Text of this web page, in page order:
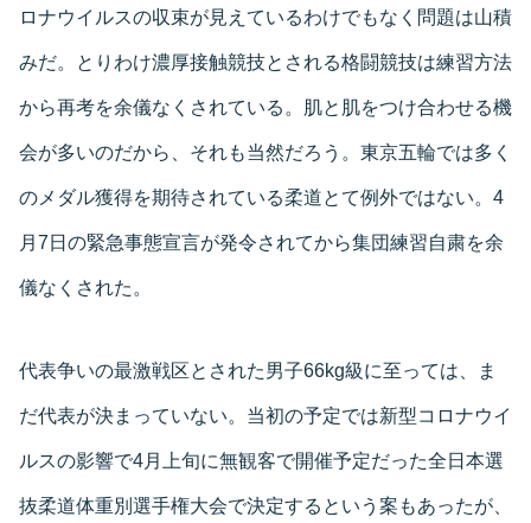
ロナウイルスの収束が見えているわけでもなく問題は山積
みだ。とりわけ濃厚接触競技とされる格闘競技は練習方法
から再考を余儀なくされている。肌と肌をつけ合わせる機
会が多いのだから、それも当然だろう。東京五輪では多く
のメダル獲得を期待されている柔道とて例外ではない。4
月7日の緊急事態宣言が発令されてから集団練習自粛を余
儀なくされた。
代表争いの最激戦区とされた男子66kg級に至っては、ま
だ代表が決まっていない。当初の予定では新型コロナウイ
ルスの影響で4月上旬に無観客で開催予定だった全日本選
抜柔道体重別選手権大会で決定するという案もあったが、